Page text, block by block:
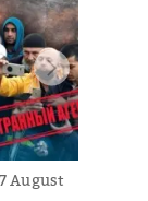
August